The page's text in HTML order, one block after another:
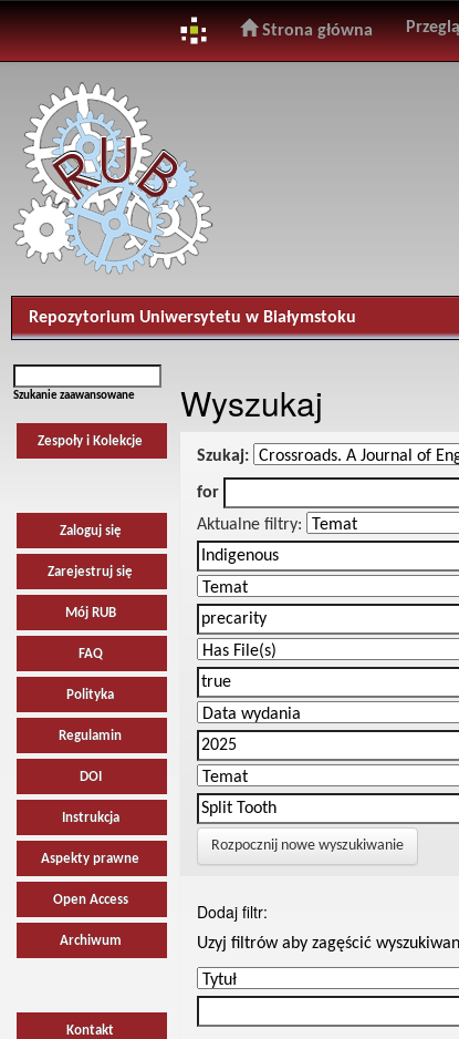
navigation
Strona główna
Repozytorium Uniwersytetu w Białymstoku
Szukanie zaawansowane
Zespoły i Kolekcje
Zaloguj się
Zarejestruj się
Mój RUB
FAQ
Polityka
Regulamin
DOI
Instrukcja
Aspekty prawne
Open Access
Archiwum
Kontakt
Wyszukaj
Szukaj:
for
Aktualne filtry:
Rozpocznij nowe wyszukiwanie
Dodaj filtr:
Uzyj filtrów aby zagęścić